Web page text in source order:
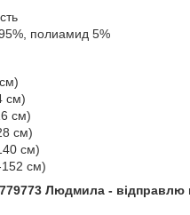
полиамид 5%
см)
см)
см)
см)
152 см)
Людмила - відправлю